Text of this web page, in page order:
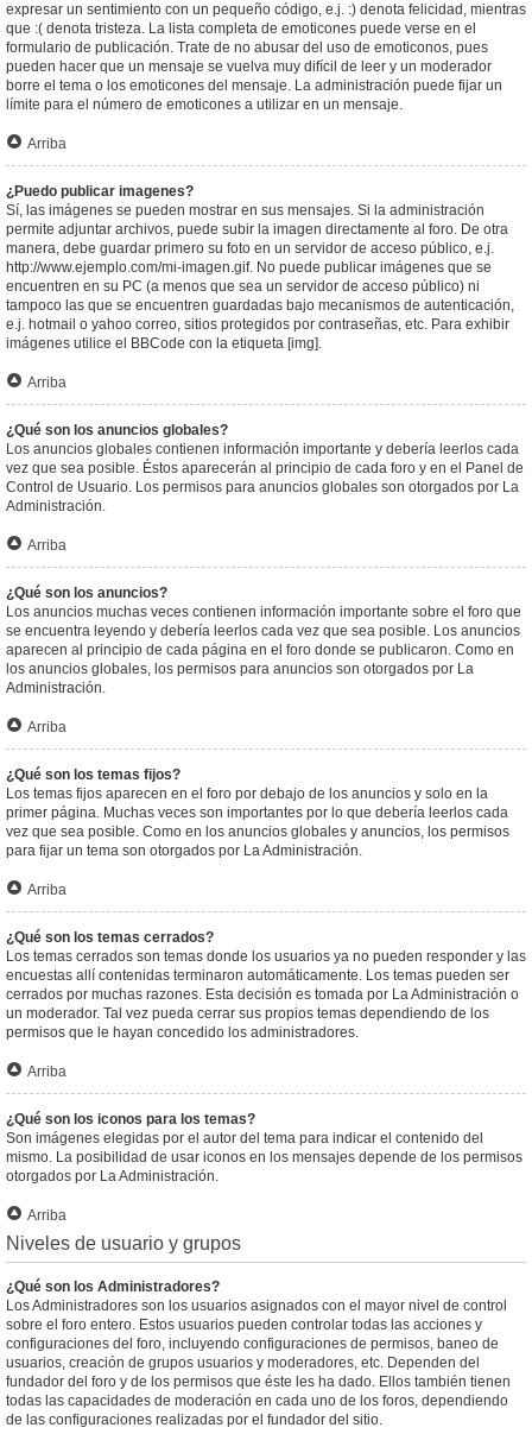
expresar un sentimiento con un pequeño código, e.j. :) denota felicidad, mientras
que :( denota tristeza. La lista completa de emoticones puede verse en el
formulario de publicación. Trate de no abusar del uso de emoticonos, pues
pueden hacer que un mensaje se vuelva muy difícil de leer y un moderador
borre el tema o los emoticones del mensaje. La administración puede fijar un
límite para el número de emoticones a utilizar en un mensaje.
Arriba
¿Puedo publicar imagenes?
Sí, las imágenes se pueden mostrar en sus mensajes. Si la administración
permite adjuntar archivos, puede subir la imagen directamente al foro. De otra
manera, debe guardar primero su foto en un servidor de acceso público, e.j.
http://www.ejemplo.com/mi-imagen.gif. No puede publicar imágenes que se
encuentren en su PC (a menos que sea un servidor de acceso público) ni
tampoco las que se encuentren guardadas bajo mecanismos de autenticación,
e.j. hotmail o yahoo correo, sitios protegidos por contraseñas, etc. Para exhibir
imágenes utilice el BBCode con la etiqueta [img].
Arriba
¿Qué son los anuncios globales?
Los anuncios globales contienen información importante y debería leerlos cada
vez que sea posible. Éstos aparecerán al principio de cada foro y en el Panel de
Control de Usuario. Los permisos para anuncios globales son otorgados por La
Administración.
Arriba
¿Qué son los anuncios?
Los anuncios muchas veces contienen información importante sobre el foro que
se encuentra leyendo y debería leerlos cada vez que sea posible. Los anuncios
aparecen al principio de cada página en el foro donde se publicaron. Como en
los anuncios globales, los permisos para anuncios son otorgados por La
Administración.
Arriba
¿Qué son los temas fijos?
Los temas fijos aparecen en el foro por debajo de los anuncios y solo en la
primer página. Muchas veces son importantes por lo que debería leerlos cada
vez que sea posible. Como en los anuncios globales y anuncios, los permisos
para fijar un tema son otorgados por La Administración.
Arriba
¿Qué son los temas cerrados?
Los temas cerrados son temas donde los usuarios ya no pueden responder y las
encuestas allí contenidas terminaron automáticamente. Los temas pueden ser
cerrados por muchas razones. Esta decisión es tomada por La Administración o
un moderador. Tal vez pueda cerrar sus propios temas dependiendo de los
permisos que le hayan concedido los administradores.
Arriba
¿Qué son los iconos para los temas?
Son imágenes elegidas por el autor del tema para indicar el contenido del
mismo. La posibilidad de usar iconos en los mensajes depende de los permisos
otorgados por La Administración.
Arriba
Niveles de usuario y grupos
¿Qué son los Administradores?
Los Administradores son los usuarios asignados con el mayor nivel de control
sobre el foro entero. Estos usuarios pueden controlar todas las acciones y
configuraciones del foro, incluyendo configuraciones de permisos, baneo de
usuarios, creación de grupos usuarios y moderadores, etc. Dependen del
fundador del foro y de los permisos que éste les ha dado. Ellos también tienen
todas las capacidades de moderación en cada uno de los foros, dependiendo
de las configuraciones realizadas por el fundador del sitio.